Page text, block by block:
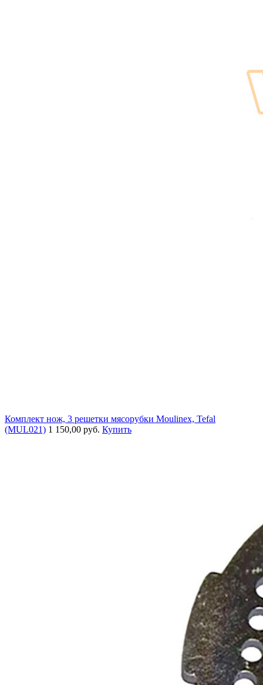
Комплект нож, 3 решетки мясорубки Moulinex, Tefal
(MUL021) 1 150,00 руб. Купить